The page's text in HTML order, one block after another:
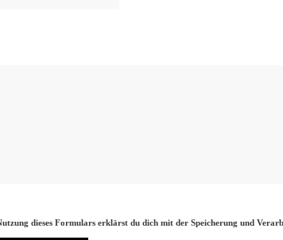
dieses Formulars erklärst du dich mit der Speicherung und